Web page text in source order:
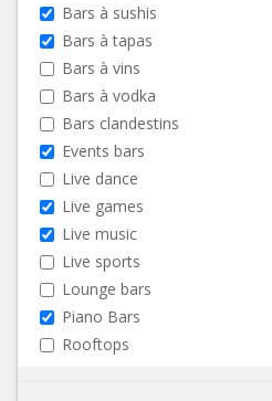
Bars à sushis
Bars à tapas
Bars à vins
Bars à vodka
Bars clandestins
Events bars
Live dance
Live games
Live music
Live sports
Lounge bars
Piano Bars
Rooftops